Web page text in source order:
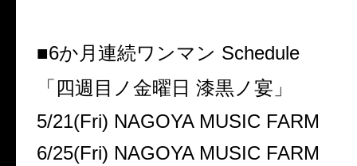
■6か月連続ワンマン Schedule
「四週目ノ金曜日 漆黒ノ宴」
5/21(Fri) NAGOYA MUSIC FARM
6/25(Fri) NAGOYA MUSIC FARM